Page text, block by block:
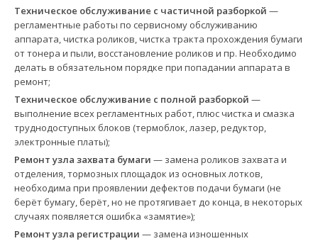
Техническое обслуживание с частичной разборкой —
регламентные работы по сервисному обслуживанию
аппарата, чистка роликов, чистка тракта прохождения бумаги
от тонера и пыли, восстановление роликов и пр. Необходимо
делать в обязательном порядке при попадании аппарата в
ремонт;
Техническое обслуживание с полной разборкой —
выполнение всех регламентных работ, плюс чистка и смазка
труднодоступных блоков (термоблок, лазер, редуктор,
электронные платы);
Ремонт узла захвата бумаги — замена роликов захвата и
отделения, тормозных площадок из основных лотков,
необходима при проявлении дефектов подачи бумаги (не
берёт бумагу, берёт, но не протягивает до конца, в некоторых
случаях появляется ошибка «замятие»);
Ремонт узла регистрации — замена изношенных